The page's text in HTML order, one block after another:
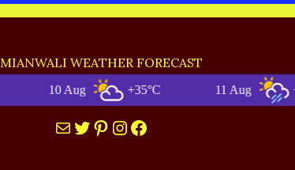
MIANWALI WEATHER FORECAST
+35°C +35°C
MailTwitter
Pinterest
Instagram
Facebook